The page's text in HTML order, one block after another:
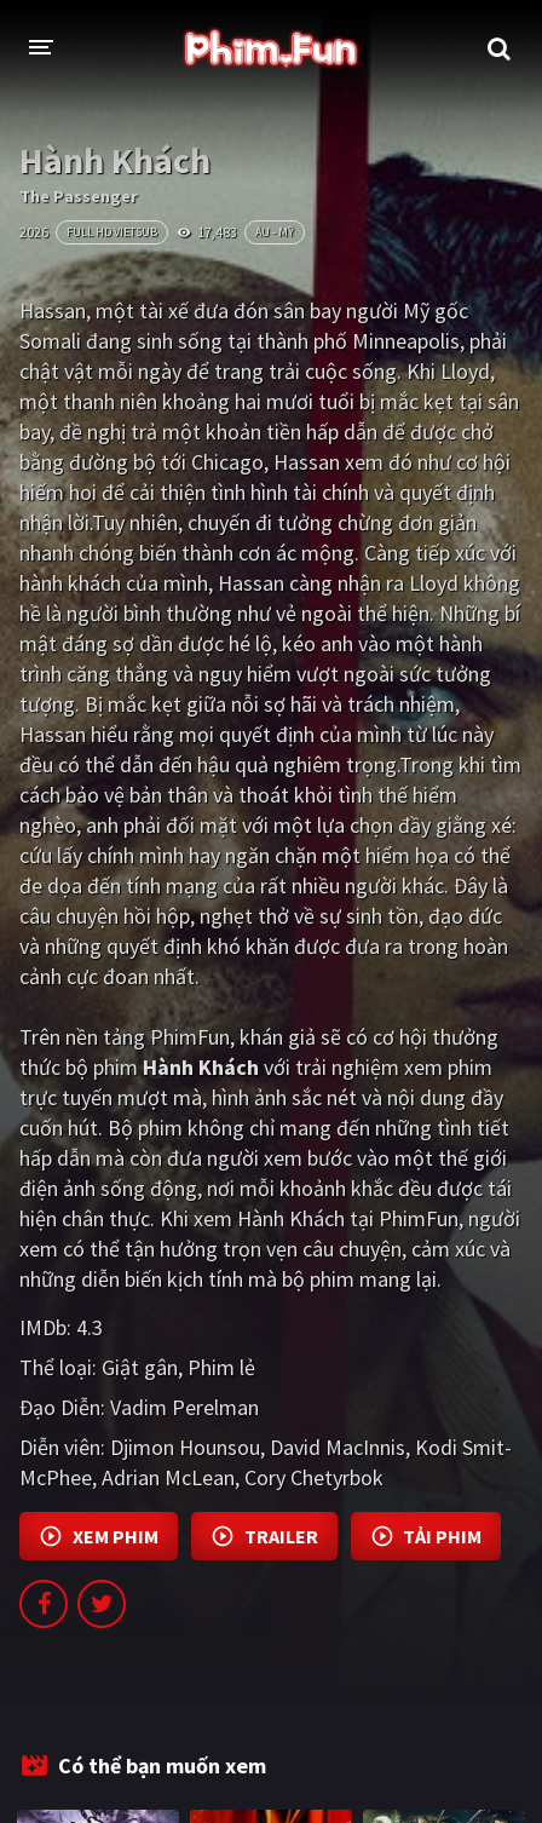
THỂ LOẠI
Thần thoại - Cổ trang
Tâm lý Chiến tranh
Võ thuật - Kiếm hiệp Nhạc kịch
Kinh dị Tội phạm - Hình sự
Phiêu lưu Hài hước
Viễn tưởng Khoa học - Tài liệu
Hoạt hình Thể thao
Tình cảm - Lãng mạn Kỳ ảo
Giật gân Gia đình
Bí ẩn Lịch sử
Viễn Tây Tiểu sử
GameShow DramaTV
QUỐC GIA
Âu - Mỹ Trung Quốc - Hồng Kông
Hàn Quốc Nhật Bản
Ấn Độ Việt Nam
Tổng hợp
CẬP NHẬT
PHIM MỚI
PHIM BỘ
PHIM LẺ
PHIM CHIẾU RẠP
BLOG
Hành Khách
The Passenger
2026 FULL HD VIETSUB 17,483 ÂU - MỸ
Hassan, một tài xế đưa đón sân bay người Mỹ gốc
Somali đang sinh sống tại thành phố Minneapolis, phải
chật vật mỗi ngày để trang trải cuộc sống. Khi Lloyd,
một thanh niên khoảng hai mươi tuổi bị mắc kẹt tại sân
bay, đề nghị trả một khoản tiền hấp dẫn để được chở
bằng đường bộ tới Chicago, Hassan xem đó như cơ hội
hiếm hoi để cải thiện tình hình tài chính và quyết định
nhận lời.Tuy nhiên, chuyến đi tưởng chừng đơn giản
nhanh chóng biến thành cơn ác mộng. Càng tiếp xúc với
hành khách của mình, Hassan càng nhận ra Lloyd không
hề là người bình thường như vẻ ngoài thể hiện. Những bí
mật đáng sợ dần được hé lộ, kéo anh vào một hành
trình căng thẳng và nguy hiểm vượt ngoài sức tưởng
tượng. Bị mắc kẹt giữa nỗi sợ hãi và trách nhiệm,
Hassan hiểu rằng mọi quyết định của mình từ lúc này
đều có thể dẫn đến hậu quả nghiêm trọng.Trong khi tìm
cách bảo vệ bản thân và thoát khỏi tình thế hiểm
nghèo, anh phải đối mặt với một lựa chọn đầy giằng xé:
cứu lấy chính mình hay ngăn chặn một hiểm họa có thể
đe dọa đến tính mạng của rất nhiều người khác. Đây là
câu chuyện hồi hộp, nghẹt thở về sự sinh tồn, đạo đức
và những quyết định khó khăn được đưa ra trong hoàn
cảnh cực đoan nhất.
Trên nền tảngPhimFun, khán giả sẽ có cơ hội thưởng
thức bộ phimHành Kháchvới trải nghiệm xem phim
trực tuyến mượt mà, hình ảnh sắc nét và nội dung đầy
cuốn hút. Bộ phim không chỉ mang đến những tình tiết
hấp dẫn mà còn đưa người xem bước vào một thế giới
điện ảnh sống động, nơi mỗi khoảnh khắc đều được tái
hiện chân thực. Khi xem Hành Khách tại PhimFun, người
xem có thể tận hưởng trọn vẹn câu chuyện, cảm xúc và
những diễn biến kịch tính mà bộ phim mang lại.
IMDb: 4.3
Thể loại: Giật gân Phim lẻ
Đạo Diễn: Vadim Perelman
Diễn viên: Djimon Hounsou David MacInnis Kodi Smit-
McPhee Adrian McLean Cory Chetyrbok
XEM PHIM TRAILER TẢI PHIM
Có thể bạn muốn xem